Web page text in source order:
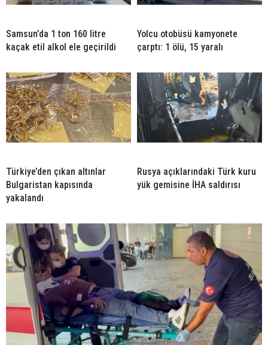
Samsun’da 1 ton 160 litre
kaçak etil alkol ele geçirildi
Yolcu otobüsü kamyonete
çarptı: 1 ölü, 15 yaralı
Türkiye’den çıkan altınlar
Bulgaristan kapısında
yakalandı
Rusya açıklarındaki Türk kuru
yük gemisine İHA saldırısı